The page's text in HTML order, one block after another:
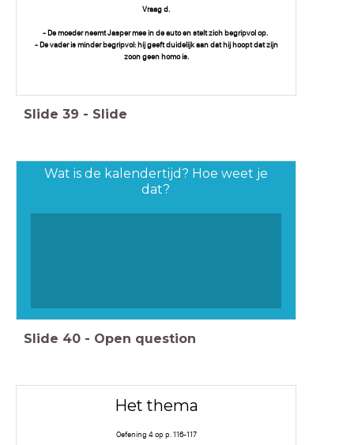
Vraag d.
- De moeder neemt Jasper mee in de auto en stelt zich begripvol op.
- De vader is minder begripvol: hij geeft duidelijk aan dat hij hoopt dat zijn
zoon geen homo is.
Slide 39 - Slide
Wat is de kalendertijd? Hoe weet je
dat?
Slide 40 - Open question
Het thema
Oefening 4 op p. 116-117